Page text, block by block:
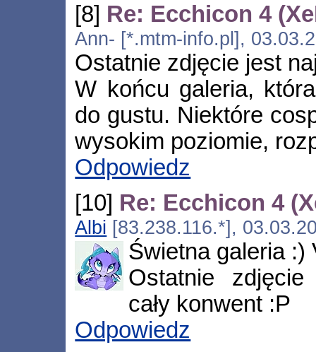
[8] Re: Ecchicon 4
Ann- [*.mtm-info.pl],
Ostatnie zdjęcie jest
W końcu galeria,
do gustu. Niektóre
wysokim poziomie,
Odpowiedz
[10] Re: Ecchicon 4
Albi [83.238.116.*],
Świetna galeria :)
Ostatnie
cały konwent :P
Odpowiedz